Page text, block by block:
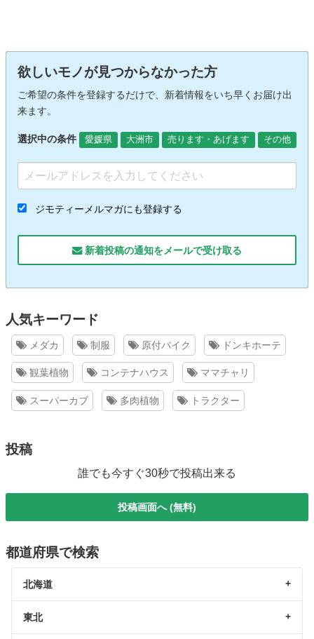
欲しいモノが見つからなかった方
ご希望の条件を登録するだけで、新着情報をいち早くお届け出
来ます。
選択中の条件 愛媛県 大洲市 売ります・あげます その他
ジモティーメルマガにも登録する
新着投稿の通知をメールで受け取る
人気キーワード
メダカ 制服 原付バイク ドンキホーテ
観葉植物 コンテナハウス ママチャリ
スーパーカブ 多肉植物 トラクター
投稿
誰でも今すぐ30秒で投稿出来る
投稿画面へ (無料)
都道府県で検索
北海道
東北